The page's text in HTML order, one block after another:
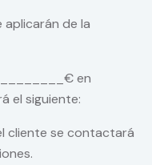
aplicarán de la
en
el siguiente:
cliente se contactará